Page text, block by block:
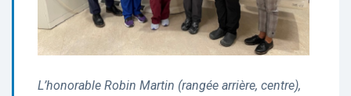
L’honorable Robin Martin (rangée arrière, centre),